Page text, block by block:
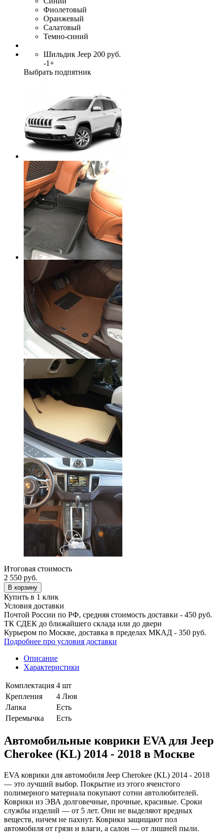
Фиолетовый
Оранжевый
Салатовый
Темно-синий
Шильдик Jeep 200 руб.
-1+
Выбрать подпятник
Итоговая стоимость
2 550 руб.
В корзину
Купить в 1 клик
Условия доставки
Почтой России по РФ, средняя стоимость доставки - 450 руб.
ТК СДЕК до ближайшего склада или до двери
Курьером по Москве, доставка в пределах МКАД - 350 руб.
Подробнее про условия доставки
Описание
Характеристики
Комплектация 4 шт
Крепления
4 Люв
Лапка
Есть
Перемычка
Есть
Автомобильные коврики EVA для Jeep
Cherokee (KL) 2014 - 2018 в Москве
EVA коврики для автомобиля Jeep Cherokee (KL) 2014 - 2018
— это лучший выбор. Покрытие из этого ячеистого
полимерного материала покупают сотни автолюбителей.
Коврики из ЭВА долговечные, прочные, красивые. Сроки
службы изделий — от 5 лет. Они не выделяют вредных
веществ, ничем не пахнут. Коврики защищают пол
автомобиля от грязи и влаги, а салон — от лишней пыли.